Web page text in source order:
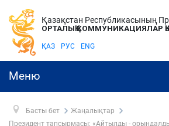
Қазақстан Республикасының
ОРТАЛЫҚ КОММУНИКАЦИЯЛАР
ҚАЗ РУС ENG
Меню
Басты бет
Жаңалықтар
Президент тапсырмасы: «Айтылды -